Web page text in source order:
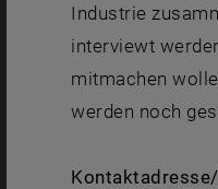
Industrie
interviewt
mitmachen
werden noch